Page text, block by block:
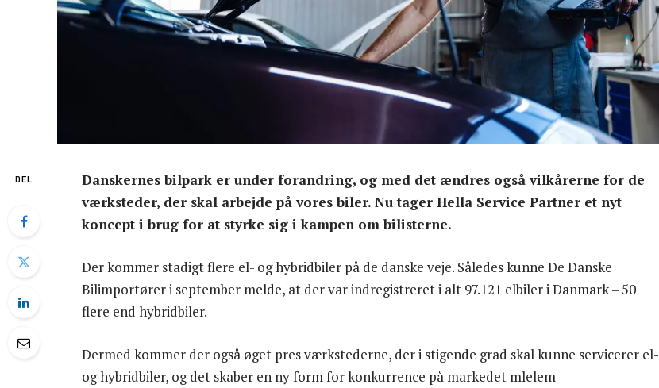
DEL
Danskernes bilpark er under forandring, og med det ændres også vilkårerne for de
værksteder, der skal arbejde på vores biler. Nu tager Hella Service Partner et nyt
koncept i brug for at styrke sig i kampen om bilisterne.
Der kommer stadigt flere el- og hybridbiler på de danske veje. Således kunne De Danske
Bilimportører i september melde, at der var indregistreret i alt 97.121 elbiler i Danmark – 50
flere end hybridbiler.
Dermed kommer der også øget pres værkstederne, der i stigende grad skal kunne servicerer el-
og hybridbiler, og det skaber en ny form for konkurrence på markedet mlelem